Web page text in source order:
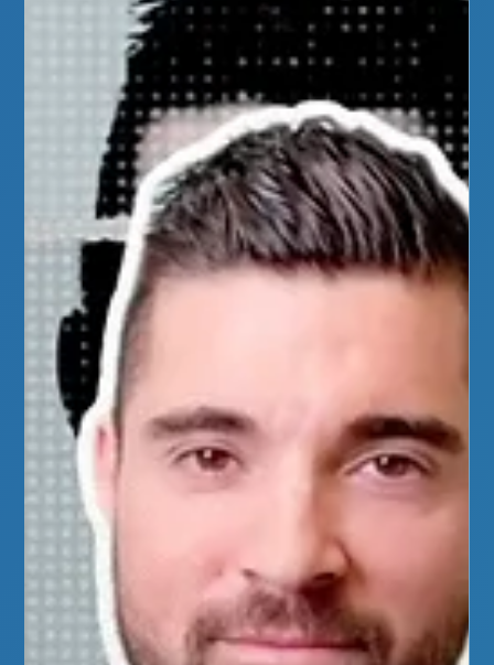
Physiosport
19 mars
3 min de lecture
Prothese du genou
La rééducation après une prothèse totale du genou : un
parcours sur mesure pour retrouver une vie active Au Centre
PhysioSport, nous accompagnons régulièrement des
patients après la pose d’une prothèse totale du genou (PTG).
Que vous soyez un ancien grand sportif ou une personne
souhaitant simplement retrouver une mobilité confortable au
quotidien, la rééducation post-opératoire est la clé d’une
récupération optimale. Prothese du genou Un exemple
concret : récupération rapid